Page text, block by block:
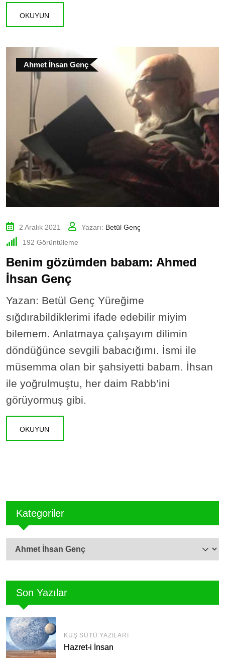
Kategoriler
Kategoriler
Son Yazılar
KUŞ SÜTÜ YAZILARI
Hazret-i İnsan
OKUYUN
Ahmet İhsan Genç
2 Aralık 2021 Yazarı: Betül Genç
192 Görüntüleme
Benim gözümden babam: Ahmed
İhsan Genç
Yazan: Betül Genç Yüreğime
sığdırabildiklerimi ifade edebilir miyim
bilemem. Anlatmaya çalışayım dilimin
döndüğünce sevgili babacığımı. İsmi ile
müsemma olan bir şahsiyetti babam. İhsan
ile yoğrulmuştu, her daim Rabb’ini
görüyormuş gibi.
OKUYUN